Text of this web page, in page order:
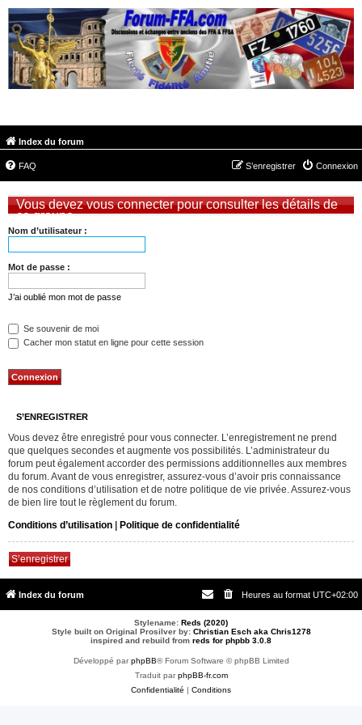
Index du forum
FAQ Connexion
S’enregistrer
Vous devez vous connecter pour consulter les détails de
ce groupe.
Nom d’utilisateur :
Mot de passe :
J’ai oublié mon mot de passe
Se souvenir de moi
Cacher mon statut en ligne pour cette session
S’ENREGISTRER
Vous devez être enregistré pour vous connecter. L’enregistrement ne prend
que quelques secondes et augmente vos possibilités. L’administrateur du
forum peut également accorder des permissions additionnelles aux membres
du forum. Avant de vous enregistrer, assurez-vous d’avoir pris connaissance
de nos conditions d’utilisation et de notre politique de vie privée. Assurez-vous
de bien lire tout le règlement du forum.
Conditions d’utilisation
Politique de confidentialité
S’enregistrer
Index du forum Heures au format UTC+02:00
Stylename: Reds (2020)
Style built on Original Prosilver by: Christian Esch aka Chris1278
inspired and rebuild from reds for phpbb 3.0.8
Développé parphpBB® Forum Software © phpBB Limited
Traduit parphpBB-fr.com
Confidentialité
Conditions